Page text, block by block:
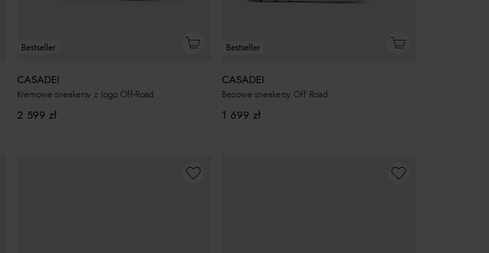
Bestseller
CASADEI
Kremowe sneakersy z logo Off-Road
2 599 zł
Bestseller
CASADEI
Beżowe sneakersy Off Road
1 699zł